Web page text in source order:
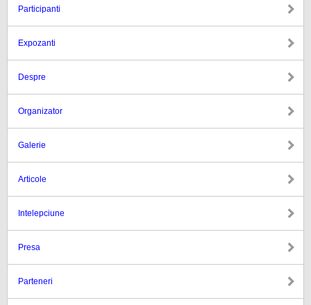
Participanti
Expozanti
Despre
Organizator
Galerie
Articole
Intelepciune
Presa
Parteneri